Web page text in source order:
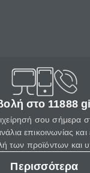
στο 11888
σου σήμερα
επικοινωνίας και
των προϊόντων και
Περισσότερα